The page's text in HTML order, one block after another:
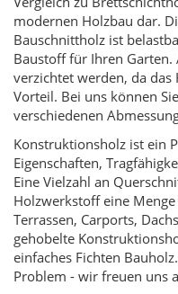
modernen Holzbau dar.
Bauschnittholz ist
Baustoff für Ihren Garten.
verzichtet werden, da
Vorteil. Bei uns können
verschiedenen
Konstruktionsholz ist ein
Eigenschaften,
Eine Vielzahl an
Holzwerkstoff eine
Terrassen, Carports,
gehobelte
einfaches Fichten
Problem - wir freuen uns